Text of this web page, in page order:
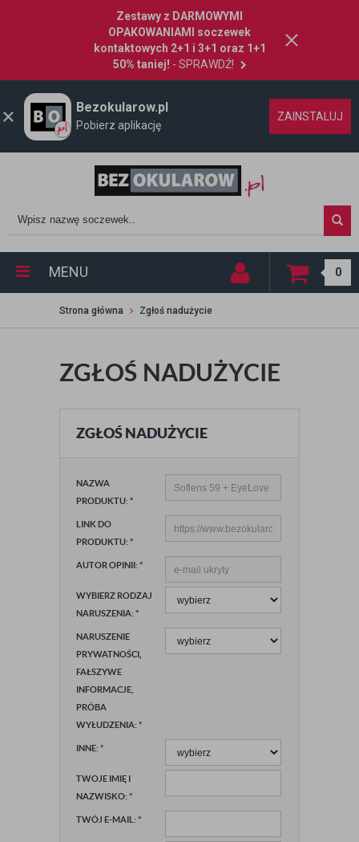
Zestawy z DARMOWYMI
OPAKOWANIAMI soczewek
kontaktowych 2+1 i 3+1 oraz 1+1
50% taniej! - SPRAWDŹ!
Bezokularow.pl
Pobierz aplikację
ZAINSTALUJ
MENU 0
Strona główna Zgłoś nadużycie
ZGŁOŚ NADUŻYCIE
ZGŁOŚ NADUŻYCIE
NAZWA
PRODUKTU: *
LINK DO
PRODUKTU: *
AUTOR OPINII: *
WYBIERZ RODZAJ
NARUSZENIA: *
NARUSZENIE
PRYWATNOŚCI,
FAŁSZYWE
INFORMACJE,
PRÓBA
WYŁUDZENIA: *
INNE: *
TWOJE IMIĘ I
NAZWISKO: *
TWÓJ E-MAIL: *